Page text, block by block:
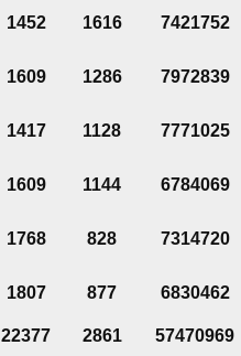
1452 1616 7421752
1609 1286 7972839
1417 1128 7771025
1609 1144 6784069
1768 828 7314720
1807 877 6830462
22377 2861
57470969